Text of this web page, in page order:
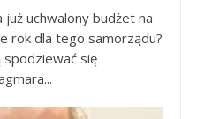
uchwalony budżet na
rok dla tego samorządu?
spodziewać się